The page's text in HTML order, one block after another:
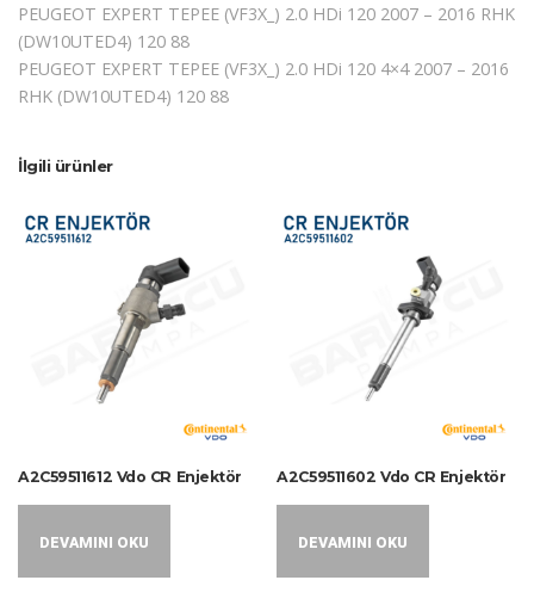
PEUGEOT EXPERT TEPEE (VF3X_) 2.0 HDi 120 2007 – 2016 RHK
(DW10UTED4) 120 88
PEUGEOT EXPERT TEPEE (VF3X_) 2.0 HDi 120 4×4 2007 – 2016
RHK (DW10UTED4) 120 88
İlgili ürünler
A2C59511612 Vdo CR Enjektör
DEVAMINI OKU
A2C59511602 Vdo CR Enjektör
DEVAMINI OKU